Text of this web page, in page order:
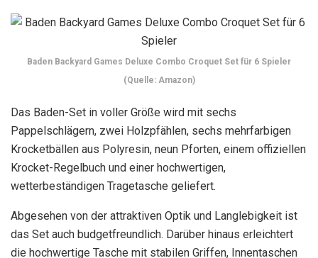
Baden Backyard Games Deluxe Combo Croquet Set für 6 Spieler
(Quelle: Amazon)
Das Baden-Set in voller Größe wird mit sechs
Pappelschlägern, zwei Holzpfählen, sechs mehrfarbigen
Krocketbällen aus Polyresin, neun Pforten, einem offiziellen
Krocket-Regelbuch und einer hochwertigen,
wetterbeständigen Tragetasche geliefert.
Abgesehen von der attraktiven Optik und Langlebigkeit ist
das Set auch budgetfreundlich. Darüber hinaus erleichtert
die hochwertige Tasche mit stabilen Griffen, Innentaschen